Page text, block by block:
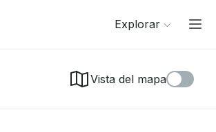
Explorar
Vista del mapa